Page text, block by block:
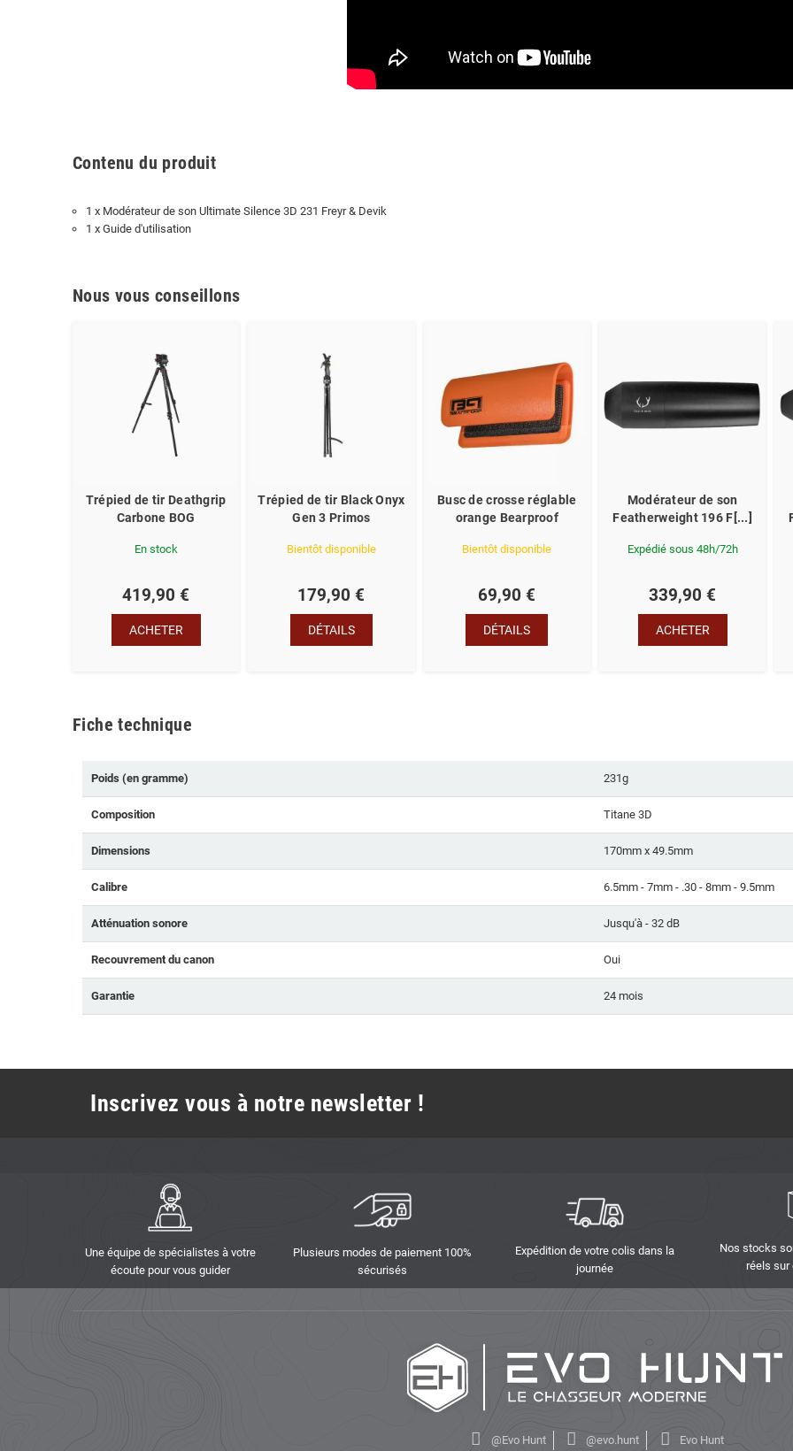
Contenu du produit
1 x Modérateur de son Ultimate Silence 3D 231 Freyr & Devik
1 x Guide d'utilisation
Nous vous conseillons
Trépied de tir Deathgrip
Carbone BOG
En stock
419,90 €
ACHETER
Trépied de tir Black Onyx
Gen 3 Primos
Bientôt disponible
179,90 €
DÉTAILS
Busc de crosse réglable
orange Bearproof
Bientôt disponible
69,90 €
DÉTAILS
Modérateur de son
Featherweight 196 F[...]
Expédié sous 48h/72h
339,90 €
ACHETER
Fiche technique
Poids (en gramme) 231g
Composition Titane 3D
Dimensions 170mm x 49.5mm
Calibre 6.5mm - 7mm - .30 - 8mm - 9.5mm
Atténuation sonore Jusqu'à - 32 dB
Recouvrement du canon Oui
Garantie 24 mois
Inscrivez vous à notre newsletter !
Une équipe de spécialistes à votre
écoute pour vous guider
Plusieurs modes de paiement 100%
sécurisés
Expédition de votre colis dans la
journée
Nos stocks
réels sur
@Evo Hunt @evo.hunt Evo Hunt